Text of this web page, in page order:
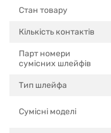
Стан товару
Кількість контактів
Парт номери
сумісних шлейфів
Тип шлейфа
Сумісні моделi